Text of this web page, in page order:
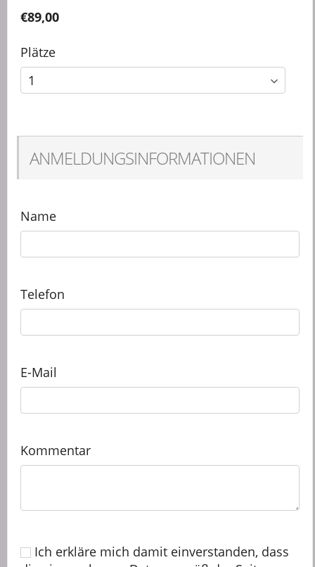
€89,00
Plätze
ANMELDUNGSINFORMATIONEN
Name
Telefon
E-Mail
Kommentar
Ich erkläre mich damit einverstanden, dass